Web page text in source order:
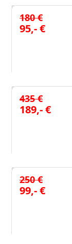
180 €
95,- €
435 €
189,- €
250 €
99,- €